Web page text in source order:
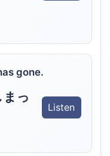
gone.
っ
Listen